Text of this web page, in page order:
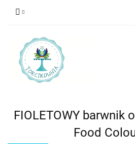
FIOLETOWY barwnik
Food